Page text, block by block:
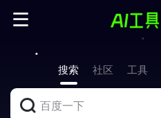
搜索 社区 工具